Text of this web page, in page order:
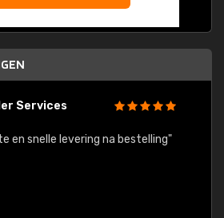
Services
en snelle levering na bestelling"